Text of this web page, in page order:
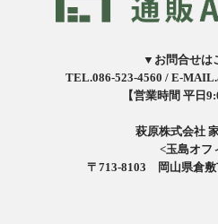
▼お問合せは
TEL.086-523-4560 / E-
【営業時間 平日
萩原株式会社
<玉島オフ
〒713-8103 岡山県倉敷